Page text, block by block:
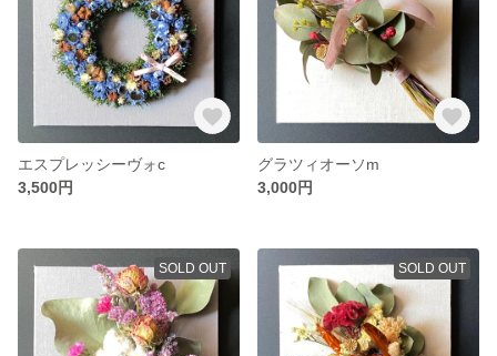
エスプレッシーヴォc
3,500円
グラツィオーソm
3,000円
SOLD OUT SOLD OUT